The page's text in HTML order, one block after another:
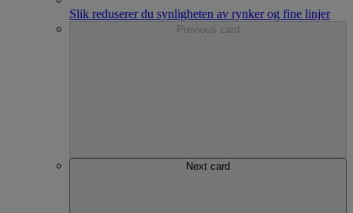
Slik reduserer du synligheten av rynker og fine linjer
Previous card
Next card